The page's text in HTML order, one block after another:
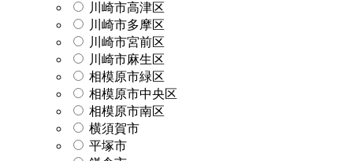
川崎市高津区
川崎市多摩区
川崎市宮前区
川崎市麻生区
相模原市緑区
相模原市中央区
相模原市南区
横須賀市
平塚市